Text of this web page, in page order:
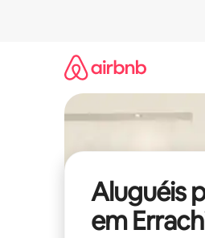
Aluguéis
em